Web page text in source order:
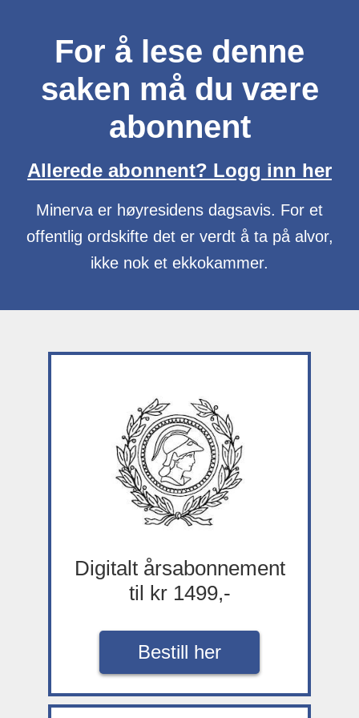
For å lese denne
saken må du være
abonnent
Allerede abonnent? Logg inn her
Minerva er høyresidens dagsavis. For et
offentlig ordskifte det er verdt å ta på alvor,
ikke nok et ekkokammer.
Digitalt årsabonnement
til kr 1499,-
Bestill her